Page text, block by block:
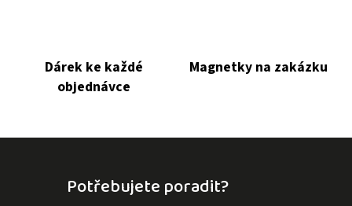
Dárek ke každé
objednávce
Magnetky na zakázku
Potřebujete poradit?